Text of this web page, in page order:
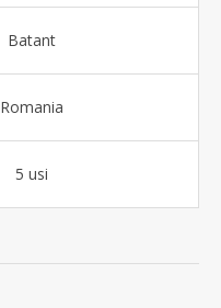
Batant
Romania
5 usi